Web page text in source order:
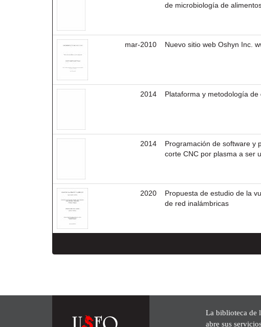
de microbiología de
mar-2010 Nuevo sitio web Oshyn Inc.
2014 Plataforma y metodología
2014
Programación de software y
corte CNC por plasma a ser
2020
Propuesta de estudio de la
de red inalámbricas
La biblioteca de
abre sus